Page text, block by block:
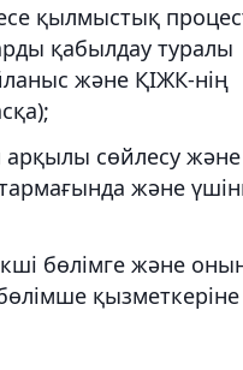
қылмыстық
қабылдау туралы
және ҚІЖК-нің
арқылы сөйлесу және
және
бөлімге және
қызметкеріне